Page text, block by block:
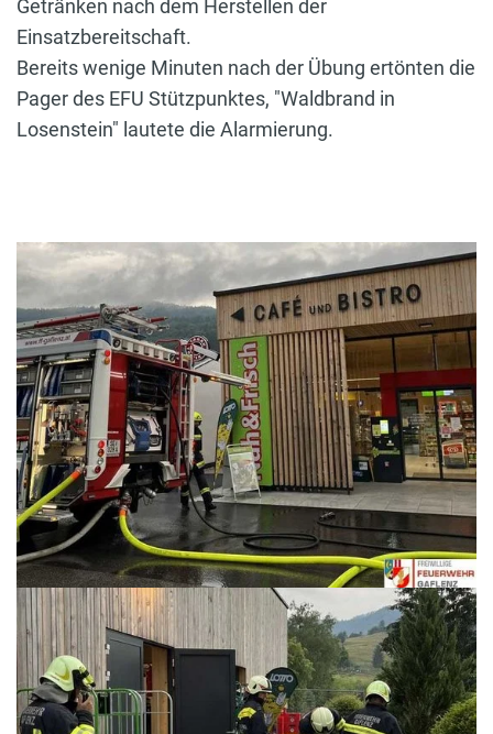
Getränken nach dem Herstellen der
Einsatzbereitschaft.
Bereits wenige Minuten nach der Übung ertönten die
Pager des EFU Stützpunktes, "Waldbrand in
Losenstein" lautete die Alarmierung.